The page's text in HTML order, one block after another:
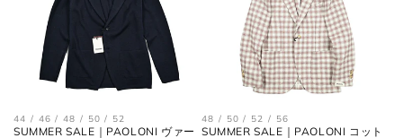
44 / 46 / 48 / 50 / 52
SUMMER SALE｜PAOLONI ヴァー
48 / 50 / 52 / 56
SUMMER SALE｜PAOLONI コット